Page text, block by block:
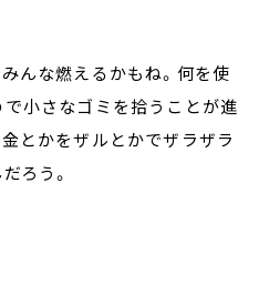
んな燃えるかもね。何を使
で小さなゴミを拾うことが進
とかをザルとかでザラザラ
ろう。